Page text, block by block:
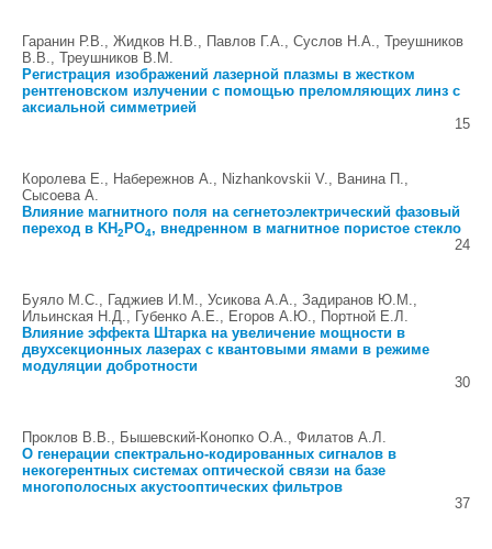
Гаранин Р.В., Жидков Н.В., Павлов Г.А., Суслов Н.А., Треушников
В.В., Треушников В.М.
Регистрация изображений лазерной плазмы в жестком
рентгеновском излучении с помощью преломляющих линз с
аксиальной симметрией
15
Королева Е., Набережнов А., Nizhankovskii V., Ванина П.,
Сысоева А.
Влияние магнитного поля на сегнетоэлектрический фазовый
переход в KH2 PO4, внедренном в магнитное пористое стекло
24
Буяло М.С., Гаджиев И.М., Усикова А.А., Задиранов Ю.М.,
Ильинская Н.Д., Губенко А.Е., Егоров А.Ю., Портной Е.Л.
Влияние эффекта Штарка на увеличение мощности в
двухсекционных лазерах с квантовыми ямами в режиме
модуляции добротности
30
Проклов В.В., Бышевский-Конопко О.А., Филатов А.Л.
О генерации спектрально-кодированных сигналов в
некогерентных системах оптической связи на базе
многополосных акустооптических фильтров
37